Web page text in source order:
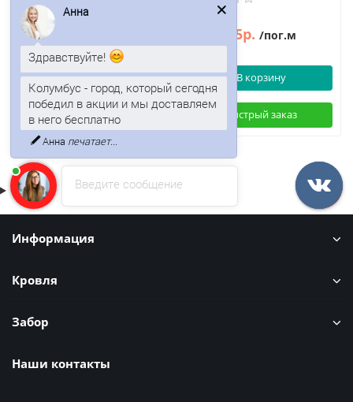
102р.
В корзину
Быстрый заказ
95р. /пог.м
В корзину
Быстрый заказ
Информация
Кровля
Забор
Наши контакты
Введите сообщение
Анна
Здравствуйте!
Колумбус - город, который сегодня
победил в акции и мы доставляем
в него бесплатно
Анна печатает...